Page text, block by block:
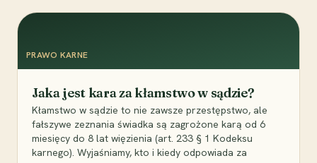
PRAWO KARNE
Jaka jest kara za kłamstwo w sądzie?
Kłamstwo w sądzie to nie zawsze przestępstwo, ale
fałszywe zeznania świadka są zagrożone karą od 6
miesięcy do 8 lat więzienia (art. 233 § 1 Kodeksu
karnego). Wyjaśniamy, kto i kiedy odpowiada za